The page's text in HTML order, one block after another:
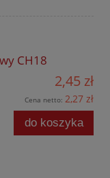
CH18
2,45 zł
Cena netto: 2,27 zł
do koszyka